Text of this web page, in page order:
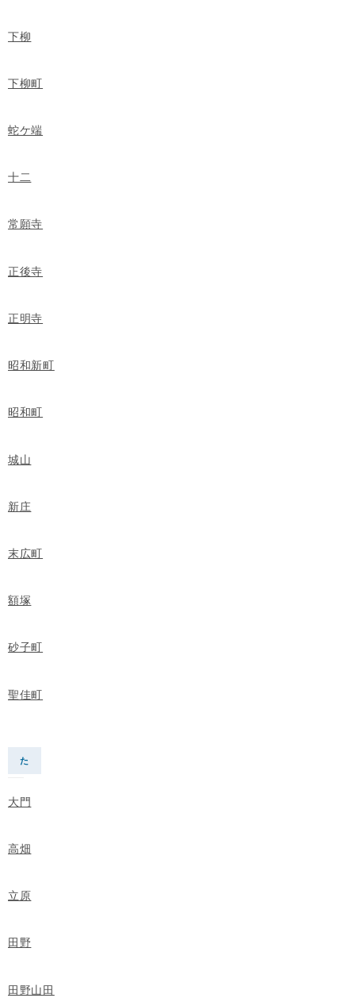
下柳
下柳町
蛇ケ端
十二
常願寺
正後寺
正明寺
昭和新町
昭和町
城山
新庄
末広町
額塚
砂子町
聖佳町
た
大門
高畑
立原
田野
田野山田